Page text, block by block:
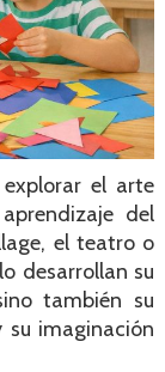
el arte
del
el teatro o
desarrollan su
también su
imaginación